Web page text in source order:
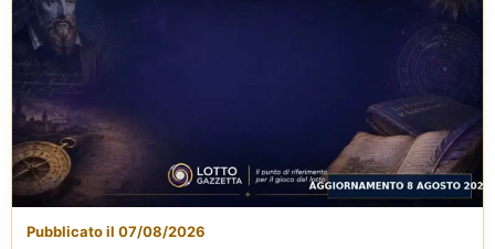
Pubblicato il 07/08/2026